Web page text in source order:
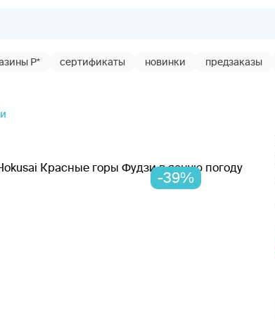
Р* сертификаты новинки предзаказы
-39%